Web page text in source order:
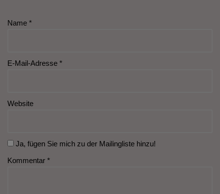
Name *
E-Mail-Adresse *
Website
Ja, fügen Sie mich zu der Mailingliste hinzu!
Kommentar *